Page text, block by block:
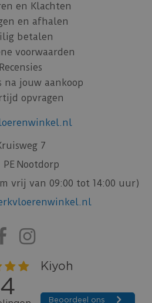
en Klachten
en afhalen
betalen
voorwaarden
Recensies
na jouw aankoop
opvragen
7
PE Nootdorp
vrij van 09:00 tot 14:00 uur)